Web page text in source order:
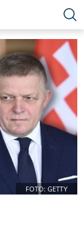
FOTO: GETTY